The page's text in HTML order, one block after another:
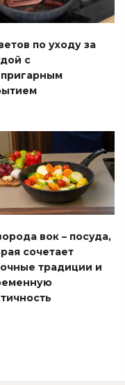
по уходу за
с
вок – посуда,
сочетает
традиции и